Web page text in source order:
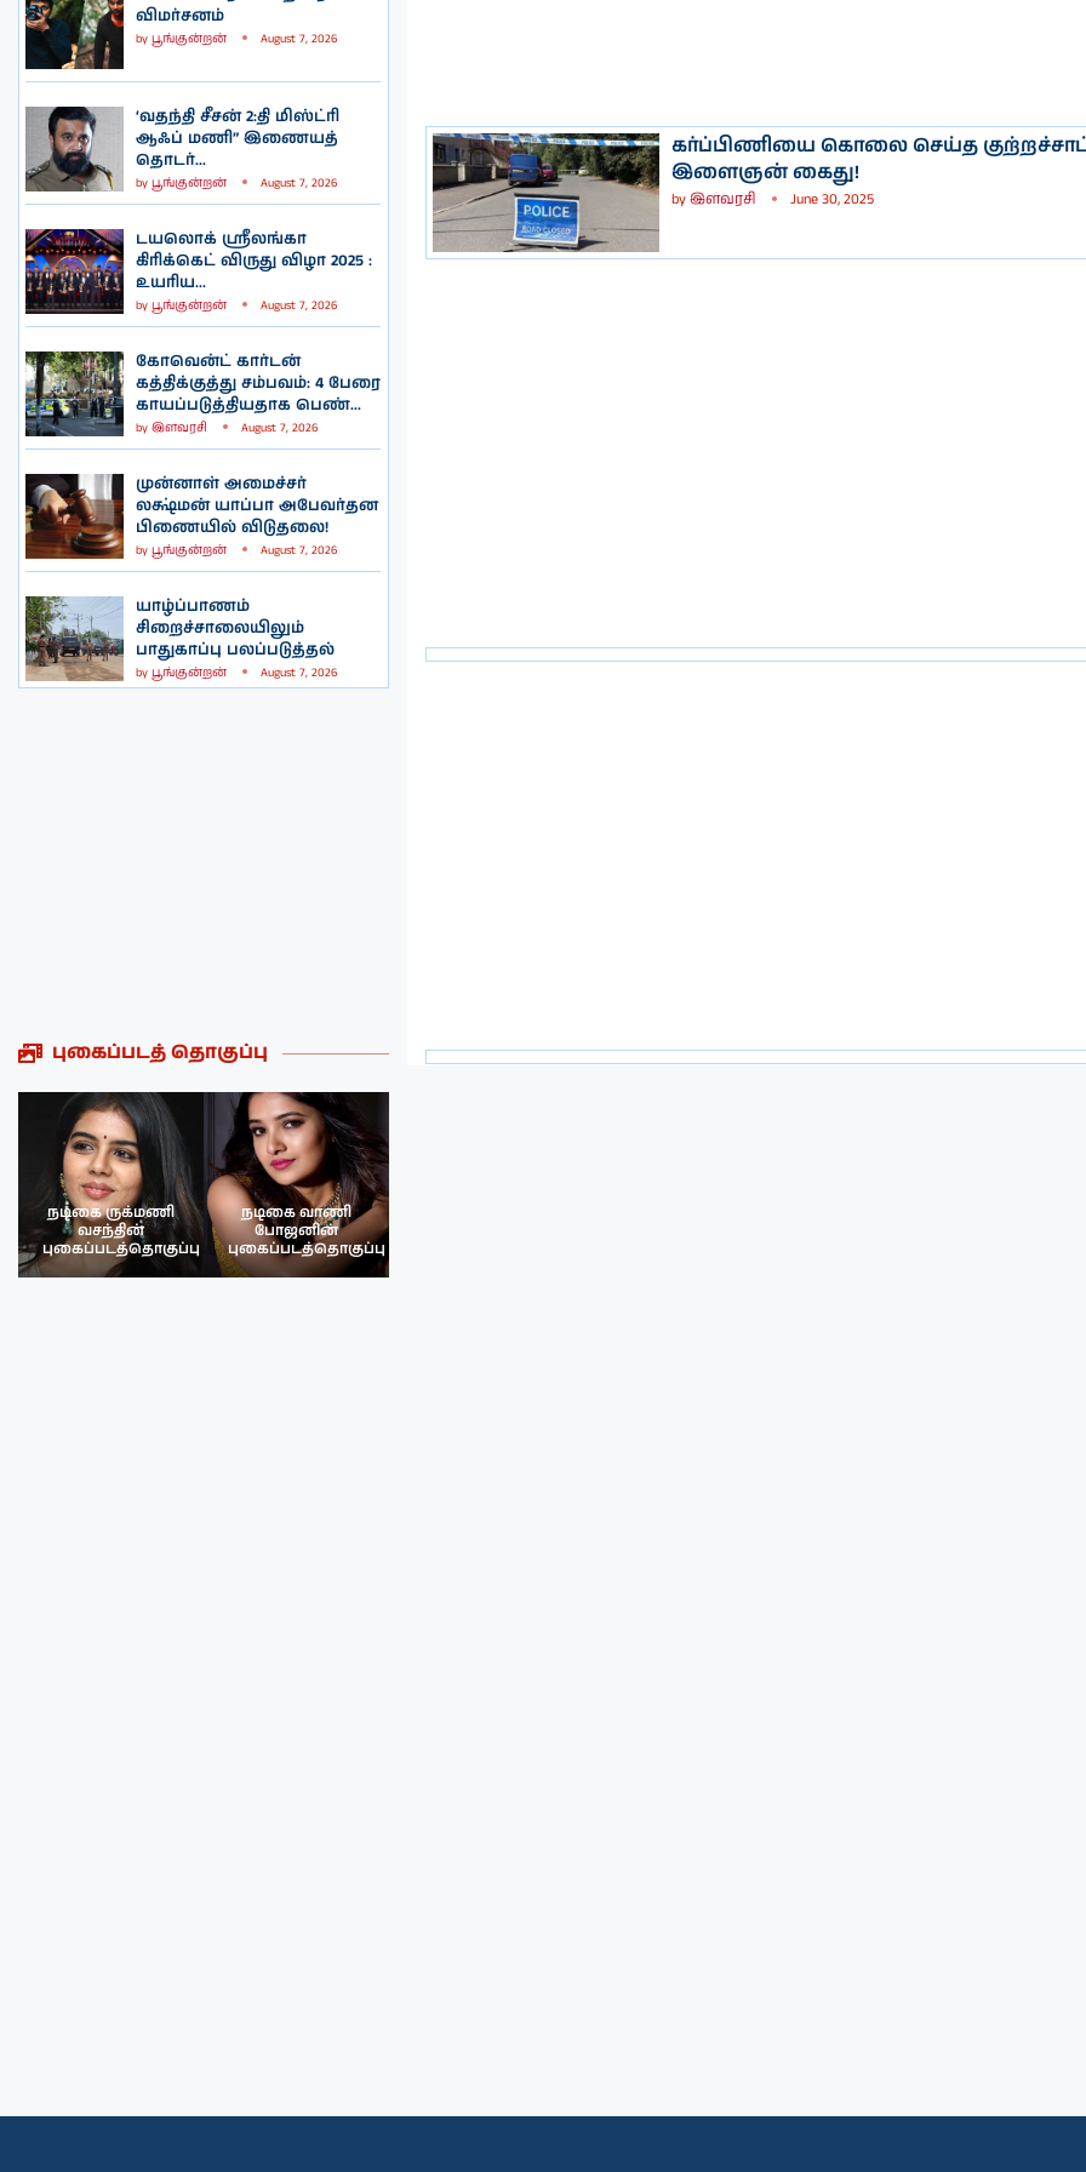
விமர்சனம்
by பூங்குன்றன் August 7, 2026
‘வதந்தி சீசன் 2:தி மிஸ்ட்ரி
ஆஃப் மணி” இணையத்
தொடர்...
by பூங்குன்றன் August 7, 2026
டயலொக் ஸ்ரீலங்கா
கிரிக்கெட் விருது விழா 2025 :
உயரிய...
by பூங்குன்றன் August 7, 2026
கோவென்ட் கார்டன்
கத்திக்குத்து சம்பவம்: 4 பேரை
காயப்படுத்தியதாக பெண்...
by இளவரசி August 7, 2026
முன்னாள் அமைச்சர்
லக்ஷ்மன் யாப்பா அபேவர்தன
பிணையில் விடுதலை!
by பூங்குன்றன் August 7, 2026
யாழ்ப்பாணம்
சிறைச்சாலையிலும்
பாதுகாப்பு பலப்படுத்தல்
by பூங்குன்றன் August 7, 2026
புகைப்படத் தொகுப்பு
நடிகை ருக்மணி
வசந்தின்
புகைப்படத்தொகுப்பு
நடிகை வாணி
போஜனின்
புகைப்படத்தொகுப்பு
கர்ப்பிணியை கொலை செய்த
இளைஞன் கைது!
byஇளவரசி June 30, 2025